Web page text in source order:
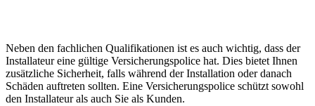
Neben den fachlichen Qualifikationen ist es auch wichtig, dass der
Installateur eine gültige Versicherungspolice hat. Dies bietet Ihnen
zusätzliche Sicherheit, falls während der Installation oder danach
Schäden auftreten sollten. Eine Versicherungspolice schützt sowohl
den Installateur als auch Sie als Kunden.